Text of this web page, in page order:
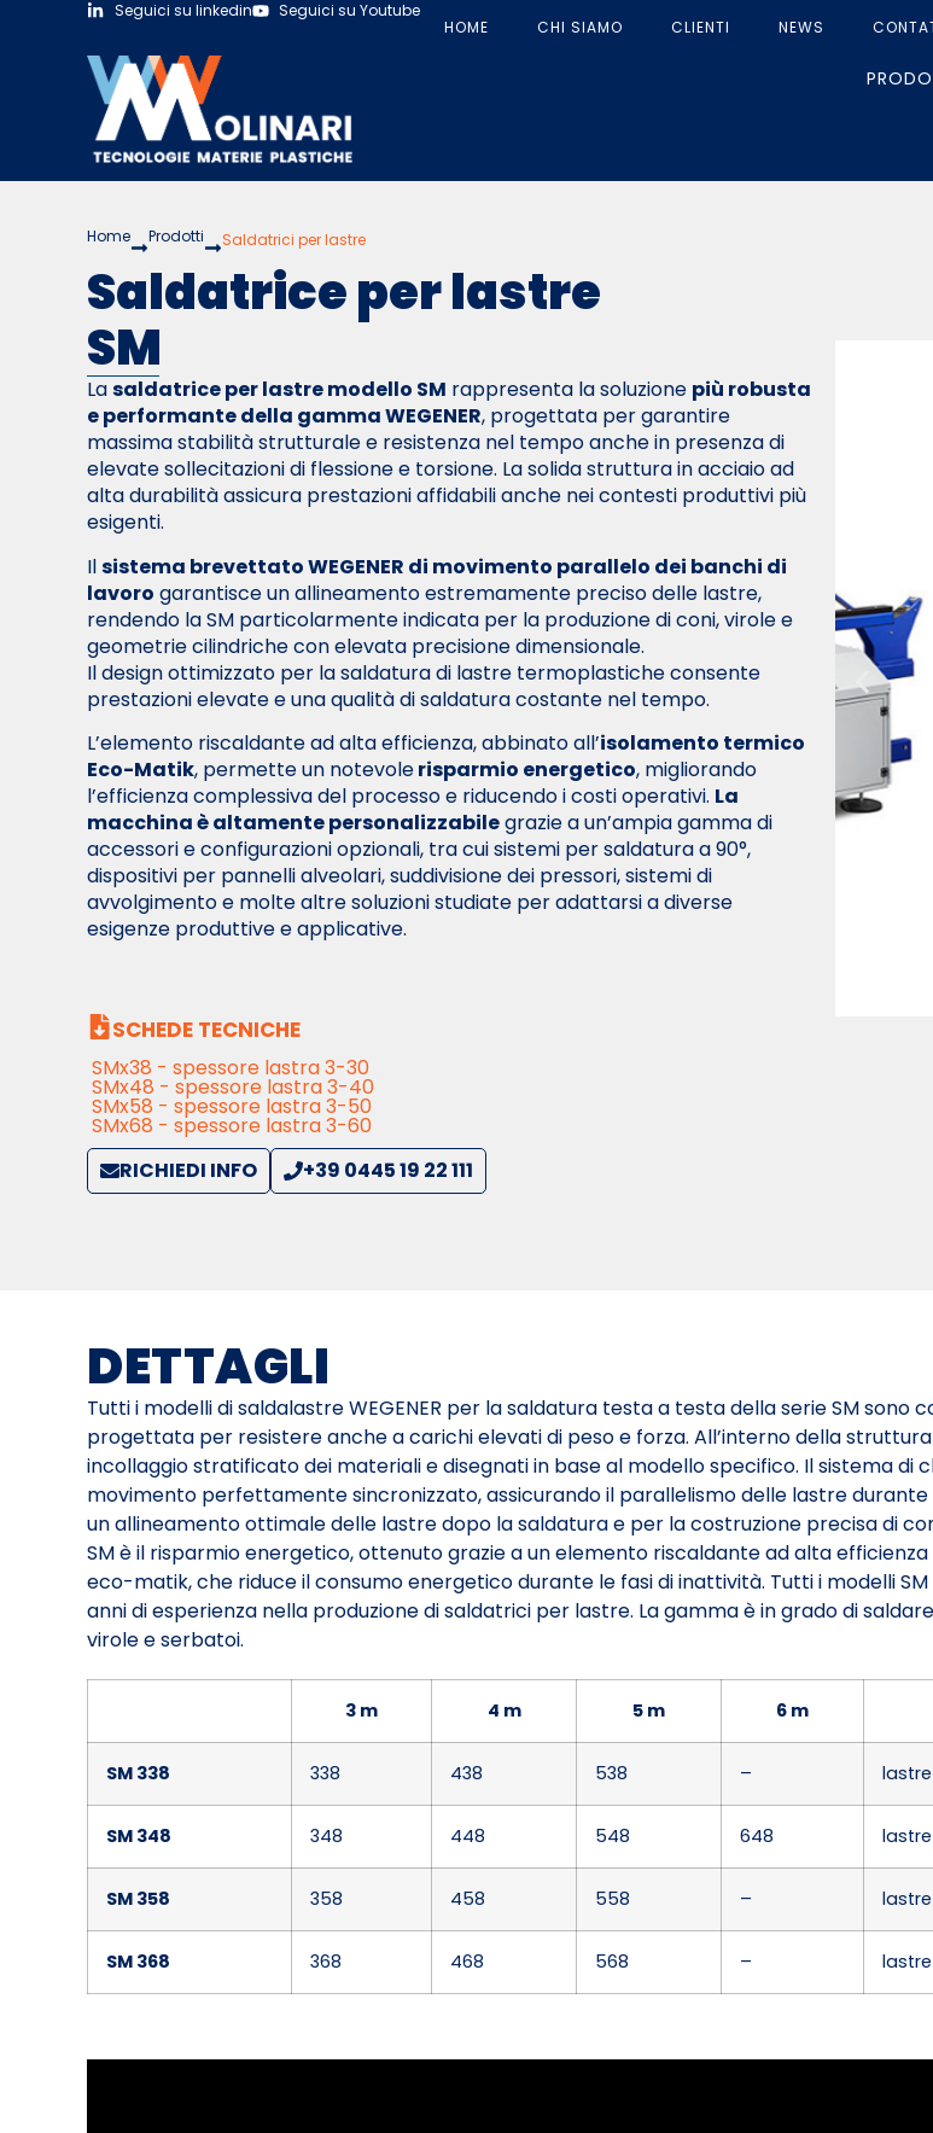
Seguici su linkedin
Seguici su Youtube
HOME
CHI SIAMO CLIENTI NEWS
Home Prodotti Saldatrici per lastre
Saldatrice per lastre
SM
Lasaldatrice per lastre modello SM rappresenta la soluzione più robusta
e performante della gamma WEGENER, progettata per garantire
massima stabilità strutturale e resistenza nel tempo anche in presenza di
elevate sollecitazioni di flessione e torsione. La solida struttura in acciaio ad
alta durabilità assicura prestazioni affidabili anche nei contesti produttivi più
esigenti.
Ilsistema brevettato WEGENER di movimento parallelo dei banchi di
lavoro garantisce un allineamento estremamente preciso delle lastre,
rendendo la SM particolarmente indicata per la produzione di coni, virole e
geometrie cilindriche con elevata precisione dimensionale.
Il design ottimizzato per la saldatura di lastre termoplastiche consente
prestazioni elevate e una qualità di saldatura costante nel tempo.
L’elemento riscaldante ad alta efficienza, abbinato all’isolamento termico
Eco-Matik, permette un notevolerisparmio energetico, migliorando
l’efficienza complessiva del processo e riducendo i costi operativi. La
macchina è altamente personalizzabilegrazie a un’ampia gamma di
accessori e configurazioni opzionali, tra cui sistemi per saldatura a 90°,
dispositivi per pannelli alveolari, suddivisione dei pressori, sistemi di
avvolgimento e molte altre soluzioni studiate per adattarsi a diverse
esigenze produttive e applicative.
SCHEDE TECNICHE
SMx38 - spessore lastra 3-30
SMx48 - spessore lastra 3-40
SMx58 - spessore lastra 3-50
SMx68 - spessore lastra 3-60
RICHIEDI INFO
+39 0445 19 22 111
DETTAGLI
Tutti i modelli di saldalastre WEGENER per la saldatura testa a testa della serie SM
progettata per resistere anche a carichi elevati di peso e forza. All’interno della
incollaggio stratificato dei materiali e disegnati in base al modello specifico. Il sistema di
movimento perfettamente sincronizzato, assicurando il parallelismo delle lastre
un allineamento ottimale delle lastre dopo la saldatura e per la costruzione precisa di
SM è il risparmio energetico, ottenuto grazie a un elemento riscaldante ad alta
eco-matik, che riduce il consumo energetico durante le fasi di inattività. Tutti i modelli
anni di esperienza nella produzione di saldatrici per lastre. La gamma è in grado di
virole e serbatoi.
3 m 4 m 5 m 6 m
SM 338 338 438 538 –
SM 348 348 448 548 648
SM 358 358 458 558 –
SM 368 368 468 568 –